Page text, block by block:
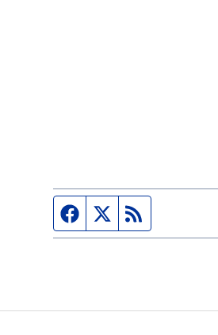
Página de Facebook
Fuente Twitter